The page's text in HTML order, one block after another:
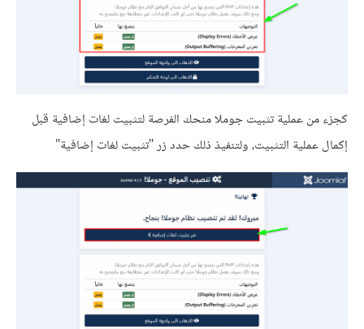
كجزء من عملية تثبيت جوملا منحك الفرصة لتثبيت لغات إضافية قبل
إكمال عملية التثبيت، ولتنفيذ ذلك حدد زر "تثبيت لغات إضافية"